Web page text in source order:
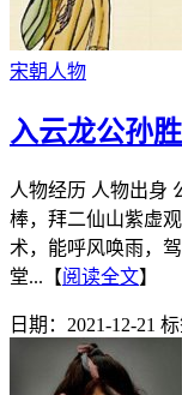
宋朝人物
入云龙公孙
人物经历 人物出身
棒，拜二仙山紫虚
术，能呼风唤雨，
堂...【阅读全文】
日期：2021-12-21 标